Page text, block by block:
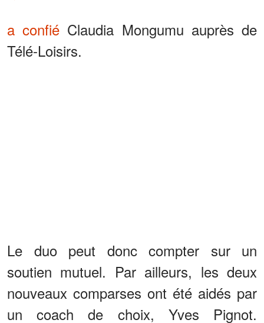
a confié Claudia Mongumu auprès de
Télé-Loisirs.
Le duo peut donc compter sur un
soutien mutuel. Par ailleurs, les deux
nouveaux comparses ont été aidés par
un coach de choix, Yves Pignot.